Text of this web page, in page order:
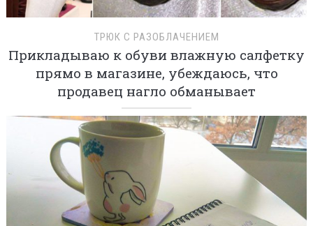
ТРЮК С РАЗОБЛАЧЕНИЕМ
Прикладываю к обуви влажную салфетку
прямо в магазине, убеждаюсь, что
продавец нагло обманывает